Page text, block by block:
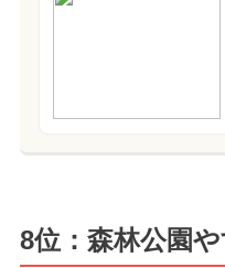
8位：森林公園